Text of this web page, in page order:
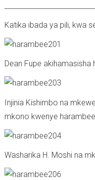
Katika ibada ya pili, kwa
Dean Fupe akihamasisha
Injinia Kishimbo na
mkono kwenye harambee.
Washarika H. Moshi na